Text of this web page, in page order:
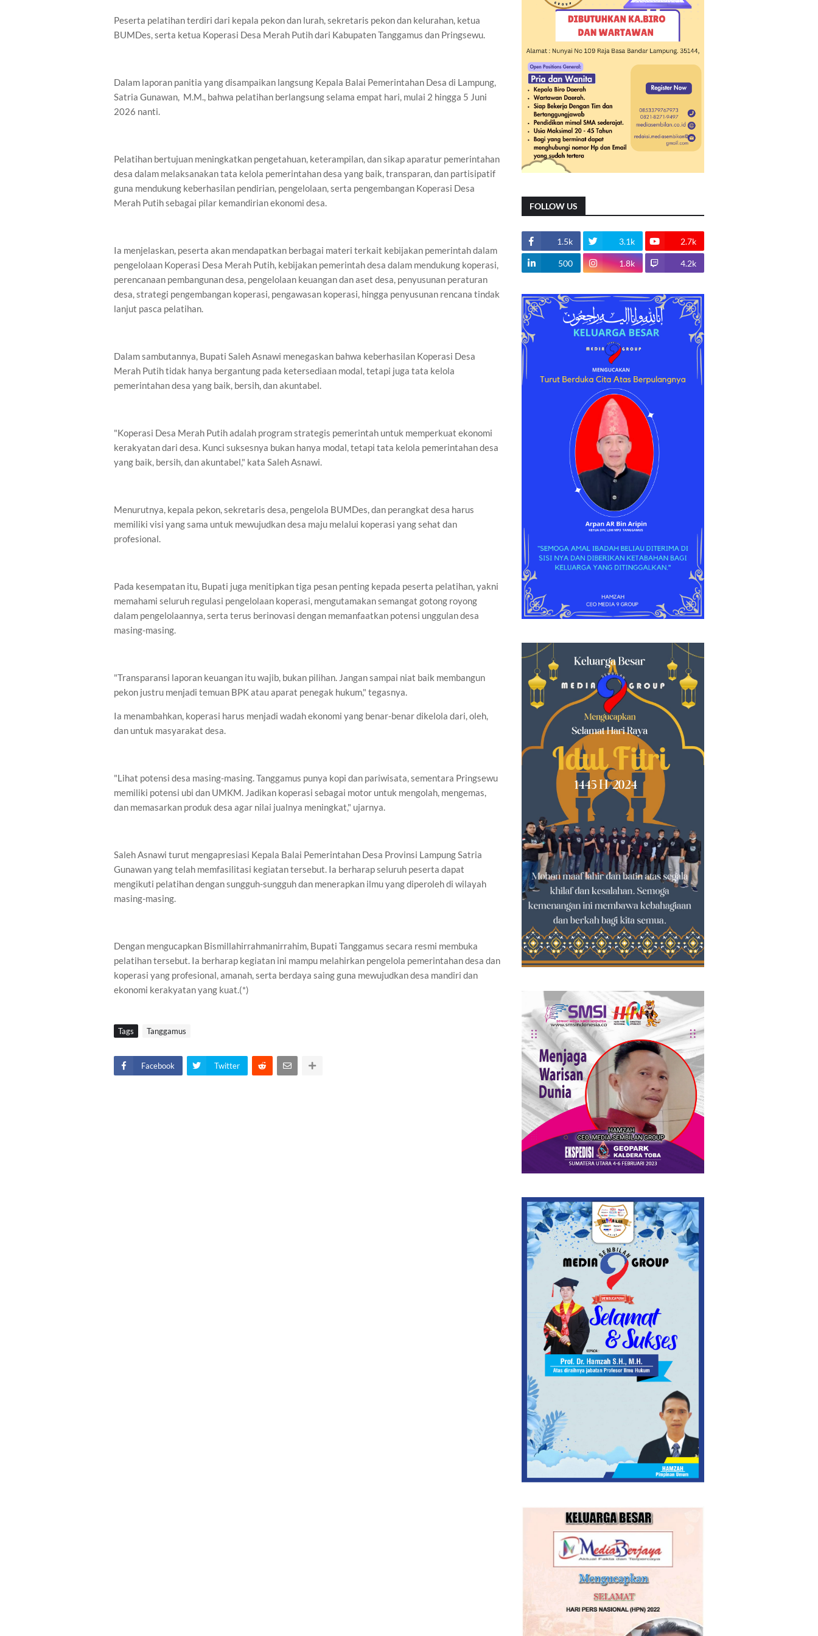
Peserta pelatihan terdiri dari kepala pekon dan lurah, sekretaris pekon dan kelurahan, ketua
BUMDes, serta ketua Koperasi Desa Merah Putih dari Kabupaten Tanggamus dan Pringsewu.
Dalam laporan panitia yang disampaikan langsung Kepala Balai Pemerintahan Desa di Lampung,
Satria Gunawan, M.M., bahwa pelatihan berlangsung selama empat hari, mulai 2 hingga 5 Juni
2026 nanti.
Pelatihan bertujuan meningkatkan pengetahuan, keterampilan, dan sikap aparatur pemerintahan
desa dalam melaksanakan tata kelola pemerintahan desa yang baik, transparan, dan partisipatif
guna mendukung keberhasilan pendirian, pengelolaan, serta pengembangan Koperasi Desa
Merah Putih sebagai pilar kemandirian ekonomi desa.
Ia menjelaskan, peserta akan mendapatkan berbagai materi terkait kebijakan pemerintah dalam
pengelolaan Koperasi Desa Merah Putih, kebijakan pemerintah desa dalam mendukung koperasi,
perencanaan pembangunan desa, pengelolaan keuangan dan aset desa, penyusunan peraturan
desa, strategi pengembangan koperasi, pengawasan koperasi, hingga penyusunan rencana tindak
lanjut pasca pelatihan.
Dalam sambutannya, Bupati Saleh Asnawi menegaskan bahwa keberhasilan Koperasi Desa
Merah Putih tidak hanya bergantung pada ketersediaan modal, tetapi juga tata kelola
pemerintahan desa yang baik, bersih, dan akuntabel.
"Koperasi Desa Merah Putih adalah program strategis pemerintah untuk memperkuat ekonomi
kerakyatan dari desa. Kunci suksesnya bukan hanya modal, tetapi tata kelola pemerintahan desa
yang baik, bersih, dan akuntabel," kata Saleh Asnawi.
Menurutnya, kepala pekon, sekretaris desa, pengelola BUMDes, dan perangkat desa harus
memiliki visi yang sama untuk mewujudkan desa maju melalui koperasi yang sehat dan
profesional.
Pada kesempatan itu, Bupati juga menitipkan tiga pesan penting kepada peserta pelatihan, yakni
memahami seluruh regulasi pengelolaan koperasi, mengutamakan semangat gotong royong
dalam pengelolaannya, serta terus berinovasi dengan memanfaatkan potensi unggulan desa
masing-masing.
"Transparansi laporan keuangan itu wajib, bukan pilihan. Jangan sampai niat baik membangun
pekon justru menjadi temuan BPK atau aparat penegak hukum," tegasnya.
Ia menambahkan, koperasi harus menjadi wadah ekonomi yang benar-benar dikelola dari, oleh,
dan untuk masyarakat desa.
"Lihat potensi desa masing-masing. Tanggamus punya kopi dan pariwisata, sementara Pringsewu
memiliki potensi ubi dan UMKM. Jadikan koperasi sebagai motor untuk mengolah, mengemas,
dan memasarkan produk desa agar nilai jualnya meningkat," ujarnya.
Saleh Asnawi turut mengapresiasi Kepala Balai Pemerintahan Desa Provinsi Lampung Satria
Gunawan yang telah memfasilitasi kegiatan tersebut. Ia berharap seluruh peserta dapat
mengikuti pelatihan dengan sungguh-sungguh dan menerapkan ilmu yang diperoleh di wilayah
masing-masing.
Dengan mengucapkan Bismillahirrahmanirrahim, Bupati Tanggamus secara resmi membuka
pelatihan tersebut. Ia berharap kegiatan ini mampu melahirkan pengelola pemerintahan desa dan
koperasi yang profesional, amanah, serta berdaya saing guna mewujudkan desa mandiri dan
ekonomi kerakyatan yang kuat.(*)
Tags Tanggamus
Facebook Twitter
FOLLOW US
1.5k 3.1k 2.7k
500 1.8k 4.2k